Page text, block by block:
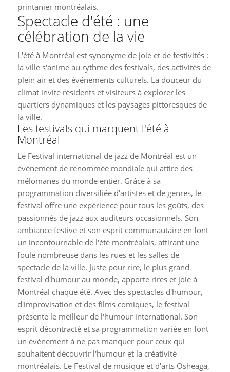
printanier montréalais.
Spectacle d'été : une
célébration de la vie
L'été à Montréal est synonyme de joie et de festivités :
la ville s'anime au rythme des festivals, des activités de
plein air et des événements culturels. La douceur du
climat invite résidents et visiteurs à explorer les
quartiers dynamiques et les paysages pittoresques de
la ville.
Les festivals qui marquent l'été à
Montréal
Le Festival international de jazz de Montréal est un
événement de renommée mondiale qui attire des
mélomanes du monde entier. Grâce à sa
programmation diversifiée d'artistes et de genres, le
festival offre une expérience pour tous les goûts, des
passionnés de jazz aux auditeurs occasionnels. Son
ambiance festive et son esprit communautaire en font
un incontournable de l'été montréalais, attirant une
foule nombreuse dans les rues et les salles de
spectacle de la ville. Juste pour rire, le plus grand
festival d'humour au monde, apporte rires et joie à
Montréal chaque été. Avec des spectacles d'humour,
d'improvisation et des films comiques, le festival
présente le meilleur de l'humour international. Son
esprit décontracté et sa programmation variée en font
un événement à ne pas manquer pour ceux qui
souhaitent découvrir l'humour et la créativité
montréalais. Le Festival de musique et d'arts Osheaga,